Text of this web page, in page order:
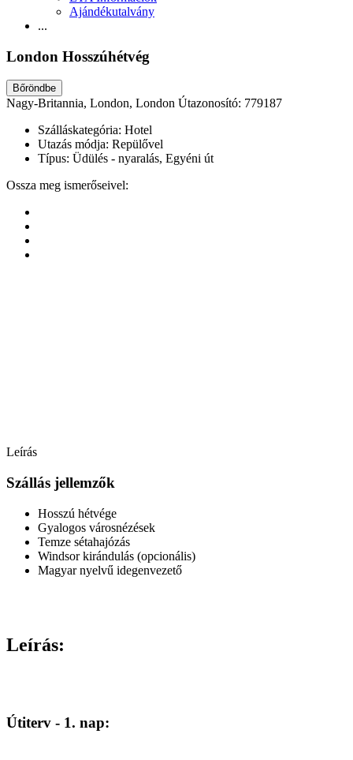
Ajándékutalvány
...
London Hosszúhétvég
Bőröndbe
Nagy-Britannia, London, London Útazonosító: 779187
Szálláskategória: Hotel
Utazás módja: Repülővel
Típus: Üdülés - nyaralás, Egyéni út
Ossza meg ismerőseivel:
Leírás
Szállás jellemzők
Hosszú hétvége
Gyalogos városnézések
Temze sétahajózás
Windsor kirándulás (opcionális)
Magyar nyelvű idegenvezető
Leírás:
Útiterv - 1. nap: